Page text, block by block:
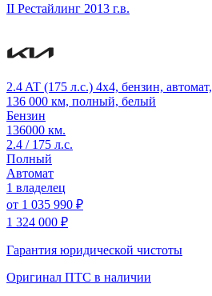
II Рестайлинг 2013 г.в.
2.4 AT (175 л.с.) 4x4, бензин,
136 000 км, полный, белый
Бензин
136000 км.
2.4 / 175 л.с.
Полный
Автомат
1 владелец
от 1 035 990 ₽
1 324 000 ₽
Гарантия юридической чистоты
Оригинал ПТС в наличии